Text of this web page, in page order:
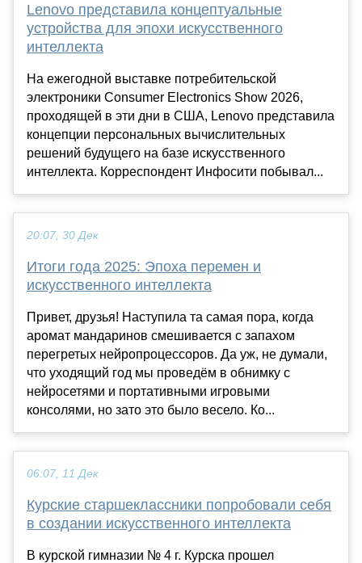
Lenovo представила концептуальные
устройства для эпохи искусственного
интеллекта
На ежегодной выставке потребительской
электроники Consumer Electronics Show 2026,
проходящей в эти дни в США, Lenovo представила
концепции персональных вычислительных
решений будущего на базе искусственного
интеллекта. Корреспондент Инфосити побывал...
20:07, 30 Дек
Итоги года 2025: Эпоха перемен и
искусственного интеллекта
Привет, друзья! Наступила та самая пора, когда
аромат мандаринов смешивается с запахом
перегретых нейропроцессоров. Да уж, не думали,
что уходящий год мы проведём в обнимку с
нейросетями и портативными игровыми
консолями, но зато это было весело. Ко...
06:07, 11 Дек
Курские старшеклассники попробовали себя
в создании искусственного интеллекта
В курской гимназии № 4 г. Курска прошел